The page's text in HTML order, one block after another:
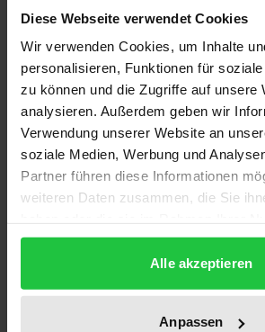
Diese Webseite verwendet Cookies
Wir verwenden Cookies, um Inhalte
personalisieren, Funktionen für
zu können und die Zugriffe auf unsere
analysieren. Außerdem geben wir
Verwendung unserer Website an
soziale Medien, Werbung und
Partner führen diese Informationen
weiteren Daten zusammen, die Sie
gesammelt haben.
Alle akzeptieren
Anpassen
Empfehlungen für mögliche
Reformen der steuerlichen
Abschreibungsregelungen
Konsequenzen für die Attraktivität
Deutschland aufgezeigt.
Ausgangspunkt ist eine Analyse
an die AfA aus der
steuerrechtlichen Perspektive.
Erwägungen berücksichtigt. Ziel sind
Abschreibungsvorschriften, die
Deutschland attraktiv erscheinen